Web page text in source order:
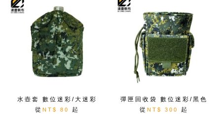
水壺套 數位迷彩/大迷彩
從 NT$ 80 起
彈匣回收袋 數位迷彩/黑色
從 NT$ 300 起